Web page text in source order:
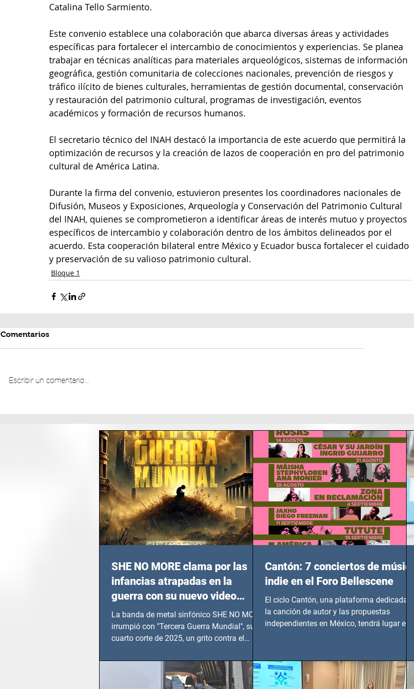
Catalina Tello Sarmiento.
Este convenio establece una colaboración que abarca diversas áreas y actividades
específicas para fortalecer el intercambio de conocimientos y experiencias. Se planea
trabajar en técnicas analíticas para materiales arqueológicos, sistemas de información
geográfica, gestión comunitaria de colecciones nacionales, prevención de riesgos y
tráfico ilícito de bienes culturales, herramientas de gestión documental, conservación
y restauración del patrimonio cultural, programas de investigación, eventos
académicos y formación de recursos humanos.
El secretario técnico del INAH destacó la importancia de este acuerdo que permitirá la
optimización de recursos y la creación de lazos de cooperación en pro del patrimonio
cultural de América Latina.
Durante la firma del convenio, estuvieron presentes los coordinadores nacionales de
Difusión, Museos y Exposiciones, Arqueología y Conservación del Patrimonio Cultural
del INAH, quienes se comprometieron a identificar áreas de interés mutuo y proyectos
específicos de intercambio y colaboración dentro de los ámbitos delineados por el
acuerdo. Esta cooperación bilateral entre México y Ecuador busca fortalecer el cuidado
y preservación de su valioso patrimonio cultural.
Bloque 1
Comentarios
Escribir un comentario...
SHE NO MORE clama por las
infancias atrapadas en la
guerra con su nuevo video
TERCERA GUERRA MUNDIAL
La banda de metal sinfónico SHE NO MORE
irrumpió con "Tercera Guerra Mundial", su
cuarto corte de 2025, un grito contra el
en epicentros bélicos.
Cantón: 7 conciertos de música
indie en el Foro Bellescene
El ciclo Cantón, una plataforma dedicada a
la canción de autor y las propuestas
independientes en México, tendrá lugar en el
del 14 de agosto al 25 de septiembre, a las
20:00 horas.